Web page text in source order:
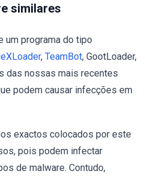
similares
um programa do tipo
, TeamBot, GootLoader,
das nossas mais recentes
podem causar infecções em
exactos colocados por este
pois podem infectar
de malware. Contudo,